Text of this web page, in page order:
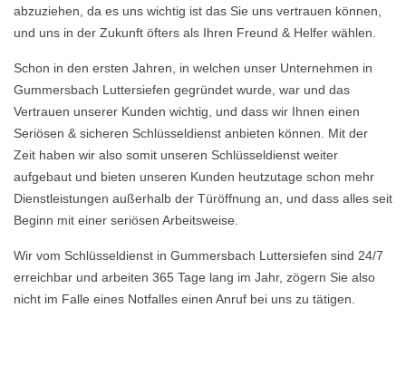
abzuziehen, da es uns wichtig ist das Sie uns vertrauen können,
und uns in der Zukunft öfters als Ihren Freund & Helfer wählen.
Schon in den ersten Jahren, in welchen unser Unternehmen in
Gummersbach Luttersiefen gegründet wurde, war und das
Vertrauen unserer Kunden wichtig, und dass wir Ihnen einen
Seriösen & sicheren Schlüsseldienst anbieten können. Mit der
Zeit haben wir also somit unseren Schlüsseldienst weiter
aufgebaut und bieten unseren Kunden heutzutage schon mehr
Dienstleistungen außerhalb der Türöffnung an, und dass alles seit
Beginn mit einer seriösen Arbeitsweise.
Wir vom Schlüsseldienst in Gummersbach Luttersiefen sind 24/7
erreichbar und arbeiten 365 Tage lang im Jahr, zögern Sie also
nicht im Falle eines Notfalles einen Anruf bei uns zu tätigen.